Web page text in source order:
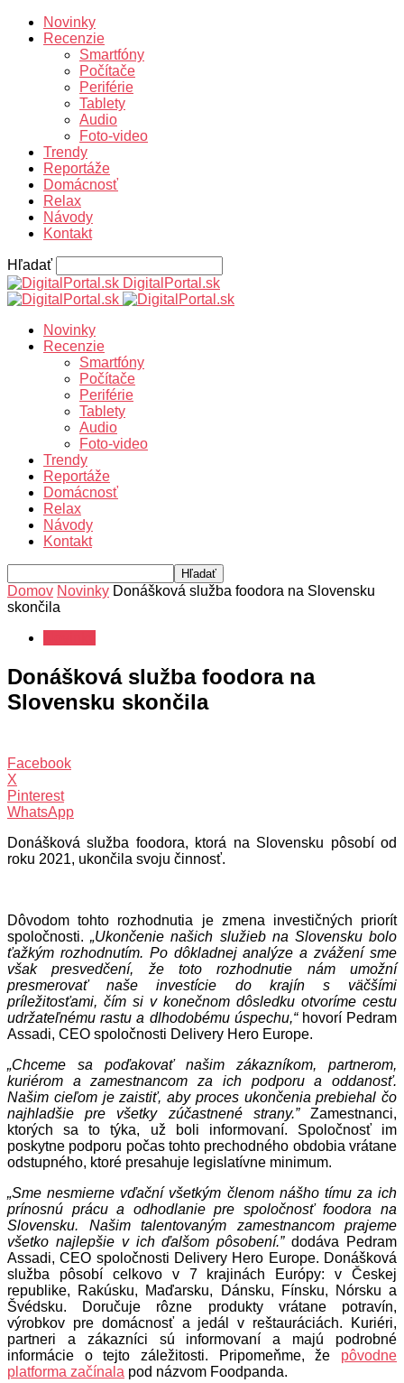
Novinky
Recenzie
Smartfóny
Počítače
Periférie
Tablety
Audio
Foto-video
Trendy
Reportáže
Domácnosť
Relax
Návody
Kontakt
Hľadať
DigitalPortal.sk
Novinky
Recenzie
Smartfóny
Počítače
Periférie
Tablety
Audio
Foto-video
Trendy
Reportáže
Domácnosť
Relax
Návody
Kontakt
Domov Novinky Donášková služba foodora na Slovensku
skončila
Donášková služba foodora na
Slovensku skončila
Facebook
X
Pinterest
WhatsApp
Donášková služba foodora, ktorá na Slovensku pôsobí od
roku 2021, ukončila svoju činnosť.
Dôvodom tohto rozhodnutia je zmena investičných priorít
spoločnosti.„Ukončenie našich služieb na Slovensku bolo
ťažkým rozhodnutím. Po dôkladnej analýze a zvážení sme
však presvedčení, že toto rozhodnutie nám umožní
presmerovať naše investície do krajín s väčšími
príležitosťami, čím si v konečnom dôsledku otvoríme cestu
udržateľnému rastu a dlhodobému úspechu,“hovorí Pedram
Assadi, CEO spoločnosti Delivery Hero Europe.
„Chceme sa poďakovať našim zákazníkom, partnerom,
kuriérom a zamestnancom za ich podporu a oddanosť.
Našim cieľom je zaistiť, aby proces ukončenia prebiehal čo
najhladšie pre všetky zúčastnené strany.”Zamestnanci,
ktorých sa to týka, už boli informovaní. Spoločnosť im
poskytne podporu počas tohto prechodného obdobia vrátane
odstupného, ktoré presahuje legislatívne minimum.
„Sme nesmierne vďační všetkým členom nášho tímu za ich
prínosnú prácu a odhodlanie pre spoločnosť foodora na
Slovensku. Našim talentovaným zamestnancom prajeme
všetko najlepšie v ich ďalšom pôsobení.”dodáva Pedram
Assadi, CEO spoločnosti Delivery Hero Europe. Donášková
služba pôsobí celkovo v 7 krajinách Európy: v Českej
republike, Rakúsku, Maďarsku, Dánsku, Fínsku, Nórsku a
Švédsku. Doručuje rôzne produkty vrátane potravín,
výrobkov pre domácnosť a jedál v reštauráciách. Kuriéri,
partneri a zákazníci sú informovaní a majú podrobné
informácie o tejto záležitosti. Pripomeňme, že pôvodne
platforma začínala pod názvom Foodpanda.